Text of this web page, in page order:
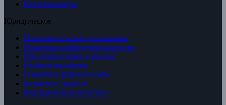
Криптовалюты
Юридическое
Пользовательское соглашение
Политика конфиденциальности
Предупреждение о рисках
Публичная оферта
Политика файлов cookie
Биржевые данные
Редакционная политика